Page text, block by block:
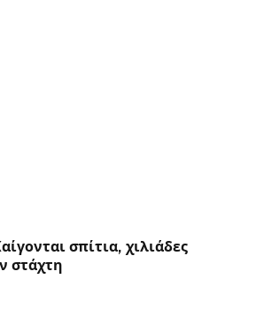
σπίτια, χιλιάδες
στάχτη